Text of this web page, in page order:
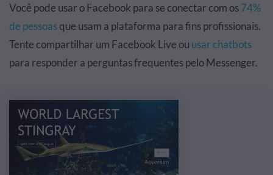
Você pode usar o Facebook para se conectar com os74%
de pessoasque usam a plataforma para fins profissionais.
Tente compartilhar um Facebook Live ou usar chatbots
para responder a perguntas frequentes pelo Messenger.